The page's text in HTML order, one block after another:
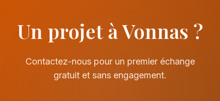
Un projet à Vonnas ?
Contactez-nous pour un premier échange
gratuit et sans engagement.